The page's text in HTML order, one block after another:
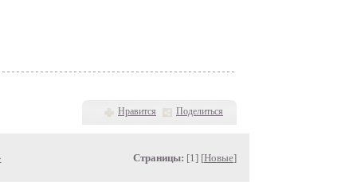
Нравится Поделиться
Страницы: [1] [Новые]